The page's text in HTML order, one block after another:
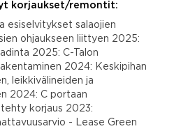
korjaukset/remontit:
esiselvitykset salaojien
ohjaukseen liittyen 2025:
2025: C-Talon
2024: Keskipihan
leikkivälineiden ja
2024: C portaan
tehty korjaus 2023:
- Lease Green